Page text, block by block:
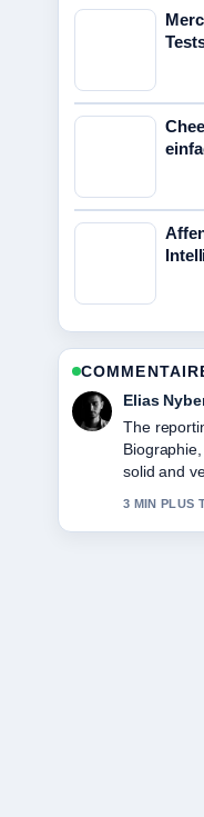
Clara West
Good
Feldman :
outlets
5 MIN PLUS